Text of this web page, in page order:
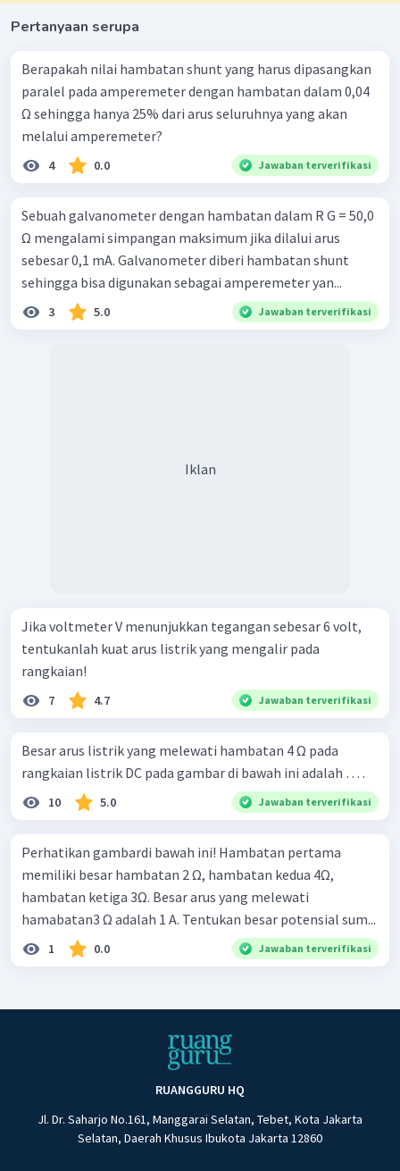
Pertanyaan serupa
Berapakah nilai hambatan shunt yang harus dipasangkan
paralel pada amperemeter dengan hambatan dalam 0,04
Ω sehingga hanya 25% dari arus seluruhnya yang akan
melalui amperemeter?
4 0.0 Jawaban terverifikasi
Sebuah galvanometer dengan hambatan dalam R G = 50,0
Ω mengalami simpangan maksimum jika dilalui arus
sebesar 0,1 mA. Galvanometer diberi hambatan shunt
sehingga bisa digunakan sebagai amperemeter yan...
3 5.0 Jawaban terverifikasi
Iklan
Jika voltmeter V menunjukkan tegangan sebesar 6 volt,
tentukanlah kuat arus listrik yang mengalir pada
rangkaian!
7 4.7 Jawaban terverifikasi
Besar arus listrik yang melewati hambatan 4 Ω pada
rangkaian listrik DC pada gambar di bawah ini adalah … .
10 5.0 Jawaban terverifikasi
Perhatikan gambardi bawah ini! Hambatan pertama
memiliki besar hambatan 2 Ω, hambatan kedua 4Ω,
hambatan ketiga 3Ω. Besar arus yang melewati
hamabatan3 Ω adalah 1 A. Tentukan besar potensial sum...
1 0.0 Jawaban terverifikasi
RUANGGURU HQ
Jl. Dr. Saharjo No.161, Manggarai Selatan, Tebet, Kota Jakarta
Selatan, Daerah Khusus Ibukota Jakarta 12860